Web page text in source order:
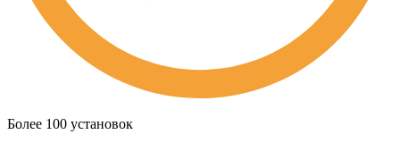
Более 100 установок